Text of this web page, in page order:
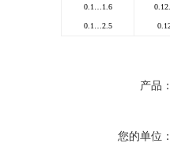
0.1 1.6
0.1 2.5
产品
您的单位